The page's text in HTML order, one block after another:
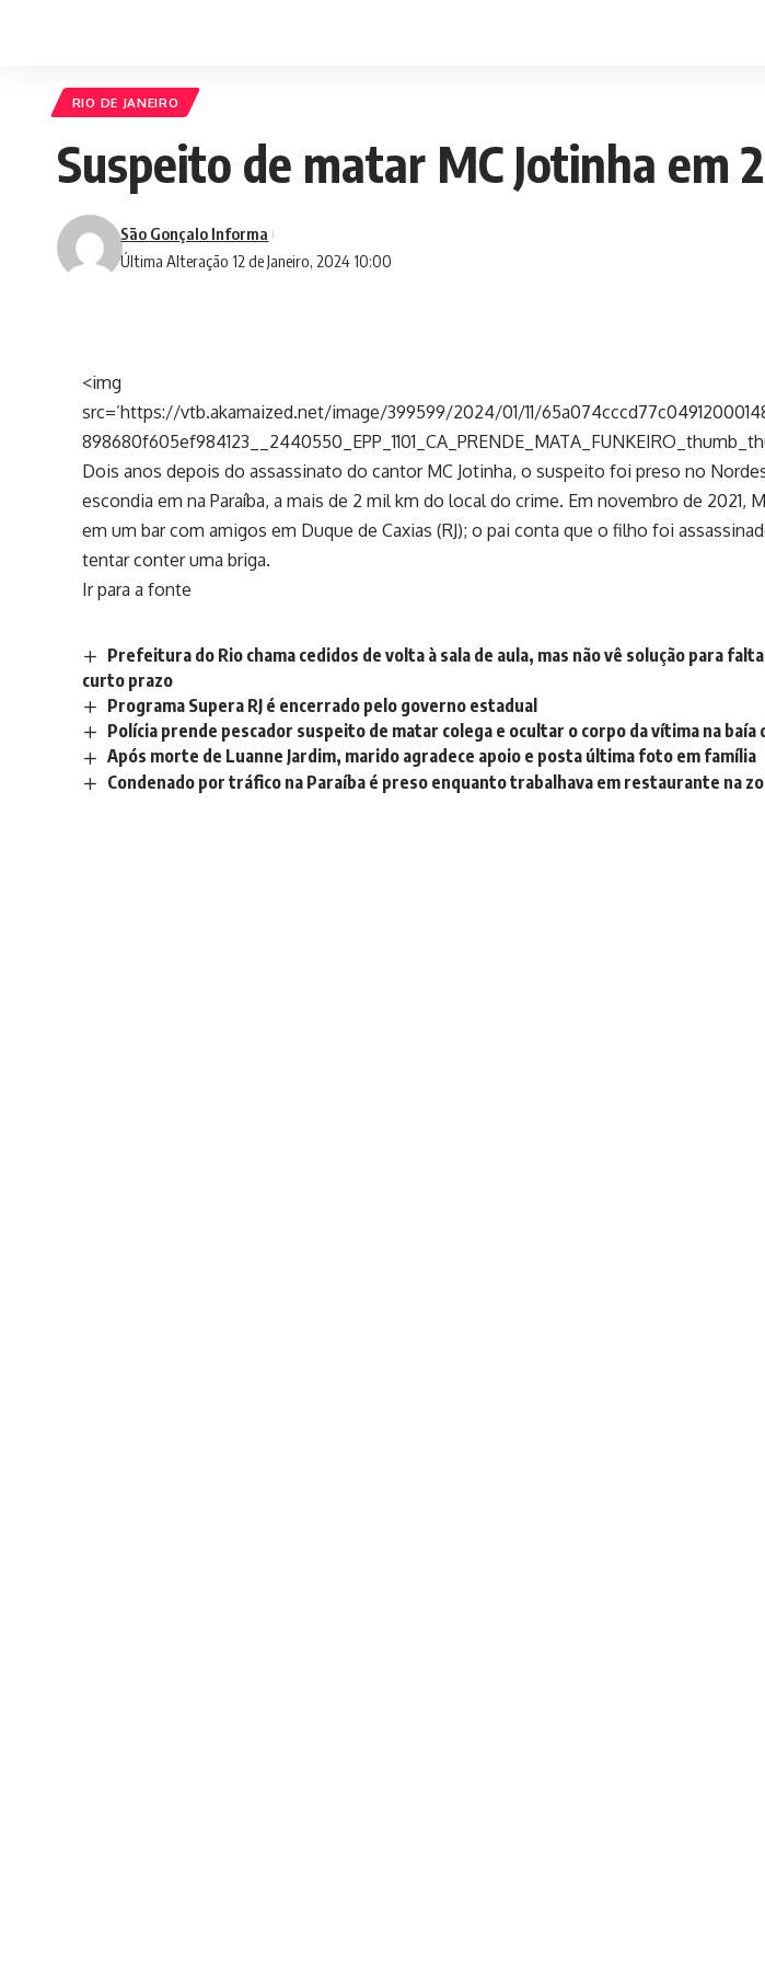
RIO DE JANEIRO
Suspeito de matar MC Jotinha em
Última Alteração 12 de Janeiro, 2024 10:00
São Gonçalo Informa
<img
src=’https://vtb.akamaized.net/image/399599/2024/01/11/
Dois anos depois do assassinato do cantor MC Jotinha, o suspeito foi preso no
escondia em na Paraíba, a mais de 2 mil km do local do crime. Em novembro de 2021,
em um bar com amigos em Duque de Caxias (RJ); o pai conta que o filho foi
tentar conter uma briga.
Ir para a fonte
Prefeitura do Rio chama cedidos de volta à sala de aula, mas não vê solução para
curto prazo
Programa Supera RJ é encerrado pelo governo estadual
Polícia prende pescador suspeito de matar colega e ocultar o corpo da vítima na baía
Após morte de Luanne Jardim, marido agradece apoio e posta última foto em família
Condenado por tráfico na Paraíba é preso enquanto trabalhava em restaurante na